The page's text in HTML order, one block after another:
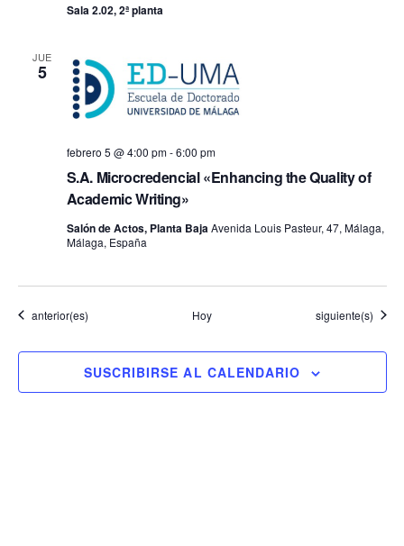
Sala 2.02, 2ª planta
JUE
5
S.A. Microcredencial «Enhancing the Quality of
Academic Writing»
febrero 5 @ 4:00 pm-6:00 pm
Salón de Actos, Planta BajaAvenida Louis Pasteur, 47, Málaga,
Málaga, España
Eventos
anterior(es) Hoy Eventos
siguiente(s)
SUSCRIBIRSE AL CALENDARIO